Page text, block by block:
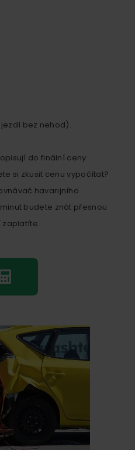
bez nehod).
do finální ceny
si zkusit cenu vypočítat?
havarijního
budete znát přesnou
zaplatíte.